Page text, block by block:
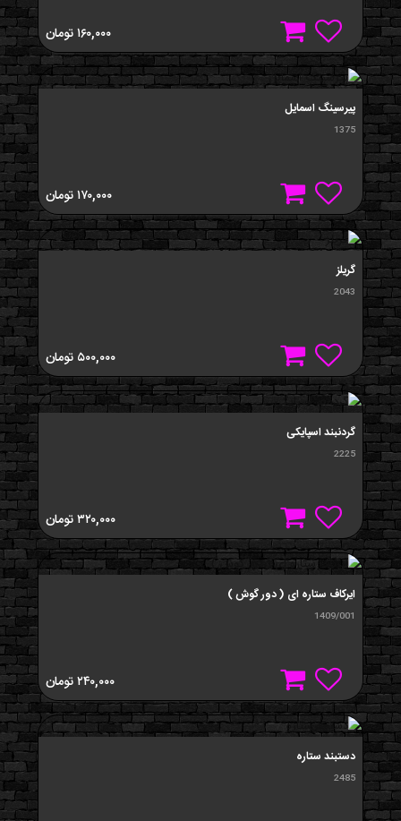
۱۶۰,۰۰۰تومان
پیرسینگ اسمایل
1375
۱۷۰,۰۰۰تومان
گریلز
2043
۵۰۰,۰۰۰ تومان
گردنبند اسپایکی
2225
۳۲۰,۰۰۰تومان
ايرکاف ستاره ای ( دور گوش )
1409/001
۲۴۰,۰۰۰تومان
دستبند ستاره
2485